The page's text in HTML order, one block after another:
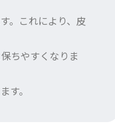
。これにより、皮
ちやすくなりま
す。